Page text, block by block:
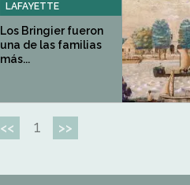
LAFAYETTE
Los Bringier fueron
una de las familias
más...
<< 1 >>